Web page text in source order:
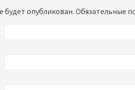
будет опубликован. Обязательные